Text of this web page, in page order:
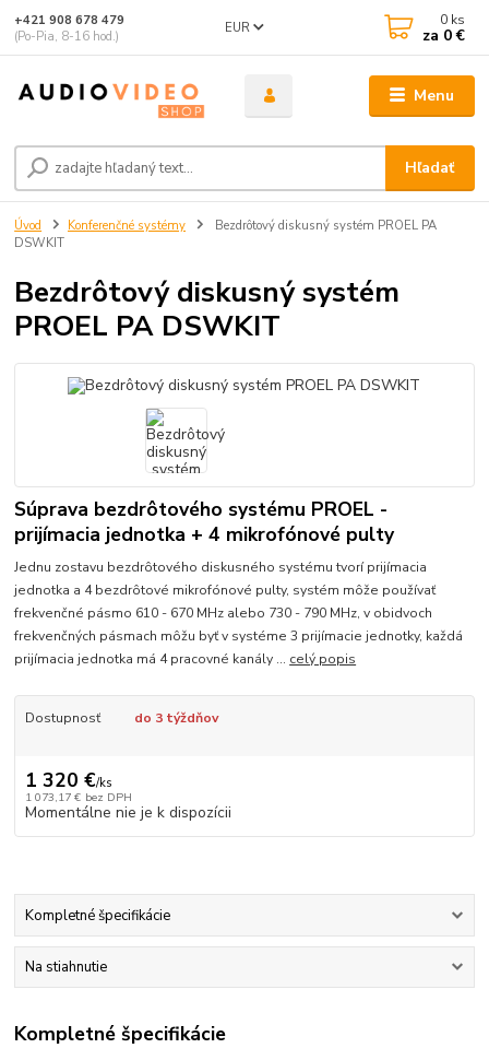
Menu
EUR
Hľadať
+421 908 678 479
(Po-Pia, 8-16 hod.)
0 ks
za 0 €
Úvod Konferenčné systémy
Bezdrôtový diskusný systém PROEL PA
DSWKIT
Bezdrôtový diskusný systém
PROEL PA DSWKIT
Súprava bezdrôtového systému PROEL -
prijímacia jednotka + 4 mikrofónové pulty
Jednu zostavu bezdrôtového diskusného systému tvorí prijímacia
jednotka a 4 bezdrôtové mikrofónové pulty, systém môže používať
frekvenčné pásmo 610 - 670 MHz alebo 730 - 790 MHz, v obidvoch
frekvenčných pásmach môžu byť v systéme 3 prijímacie jednotky, každá
prijímacia jednotka má 4 pracovné kanály ... celý popis
Dostupnosť do 3 týždňov
1 320 €/ks
1 073,17 € bez DPH
Momentálne nie je k dispozícii
Kompletné špecifikácie
Na stiahnutie
Kompletné špecifikácie